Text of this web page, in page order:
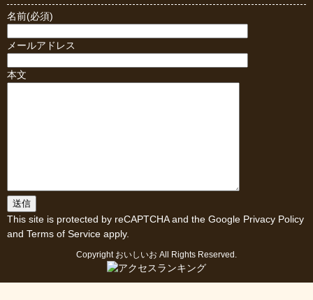
名前(必須)
メールアドレス
本文
This site is protected by reCAPTCHA and the Google Privacy Policy
and Terms of Service apply.
Copyright おいしいお All Rights Reserved.